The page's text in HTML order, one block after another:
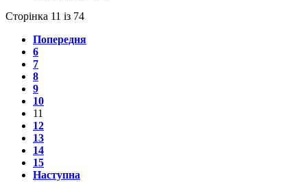
Сторінка 11 із 74
Попередня
6
7
8
9
10
11
12
13
14
15
Наступна